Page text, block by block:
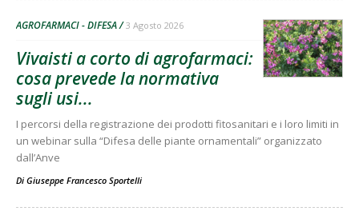
AGROFARMACI - DIFESA 3 Agosto 2026
Vivaisti a corto di agrofarmaci:
cosa prevede la normativa
sugli usi...
I percorsi della registrazione dei prodotti fitosanitari e i loro limiti in
un webinar sulla “Difesa delle piante ornamentali” organizzato
dall’Anve
Di Giuseppe Francesco Sportelli